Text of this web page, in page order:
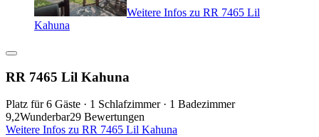
Weitere Infos zu RR 7465 Lil
Kahuna
RR 7465 Lil Kahuna
Platz für 6 Gäste · 1 Schlafzimmer · 1 Badezimmer
9,2Wunderbar29 Bewertungen
Weitere Infos zu RR 7465 Lil Kahuna